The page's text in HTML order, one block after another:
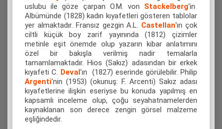
uslubu ile göze çarpan O.M. von Stackelberg'in
Albümünde (1828) kadın kıyafetleri gösteren tablolar
yer almaktadır. Fransız gezgin A.L. Castellan'ın çok
ciltli küçük boy zarif yayınında (1812) çizimler
metinle eşit önemde olup yazarın kibar anlatımını
özel bir bakışla verilmiş nadir temalarla
tamamlamaktadır. Hios (Sakız) adasından bir erkek
kıyafeti C. Deval'ın (1827) eserinde görülebilir. Philip
Argenti'nin (1953) (okunuş: F. Arcenti) Sakız adası
kıyafetlerine ilişkin eseriyse bu konuda yapılmış en
kapsamlı inceleme olup, çoğu seyahatnamelerden
kaynaklanan son derece zengin görsel malzeme
eşliğindedir.